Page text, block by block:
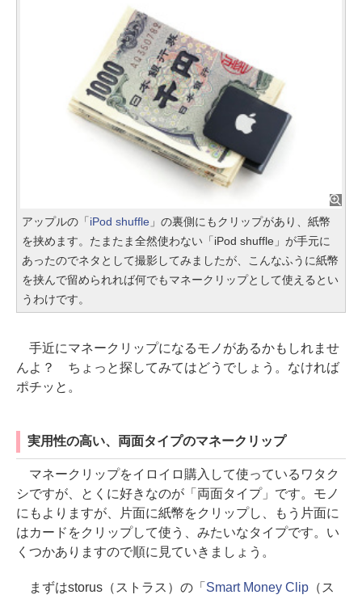
アップルの「iPod shuffle 」の裏側にもクリップがあり、紙幣
を挟めます。たまたま全然使わない「iPod shuffle」が手元に
あったのでネタとして撮影してみましたが、こんなふうに紙幣
を挟んで留められれば何でもマネークリップとして使えるとい
うわけです。
手近にマネークリップになるモノがあるかもしれませ
んよ？ ちょっと探してみてはどうでしょう。なければ
ポチッと。
実用性の高い、両面タイプのマネークリップ
マネークリップをイロイロ購入して使っているワタク
シですが、とくに好きなのが「両面タイプ」です。モノ
にもよりますが、片面に紙幣をクリップし、もう片面に
はカードをクリップして使う、みたいなタイプです。い
くつかありますので順に見ていきましょう。
まずはstorus（ストラス）の「 Smart Money Clip（ス